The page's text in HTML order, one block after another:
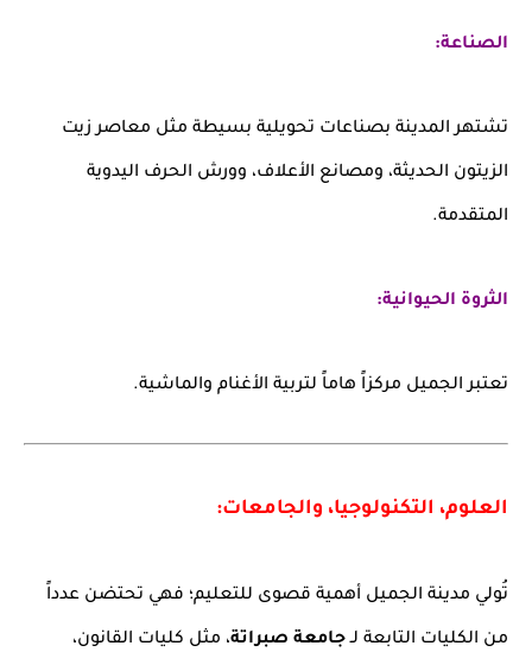
الصناعة:
تشتهر المدينة بصناعات تحويلية بسيطة مثل معاصر زيت
الزيتون الحديثة، ومصانع الأعلاف، وورش الحرف اليدوية
المتقدمة.
الثروة الحيوانية:
تعتبر الجميل مركزاً هاماً لتربية الأغنام والماشية.
العلوم، التكنولوجيا، والجامعات:
تُولي مدينة الجميل أهمية قصوى للتعليم؛ فهي تحتضن عدداً
من الكليات التابعة لـجامعة صبراتة، مثل كليات القانون،